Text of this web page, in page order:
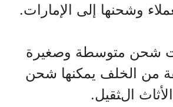
وشحنها إلى الإمارات.
شحن متوسطة وصغيرة
من الخلف يمكنها شحن
الثقيل.